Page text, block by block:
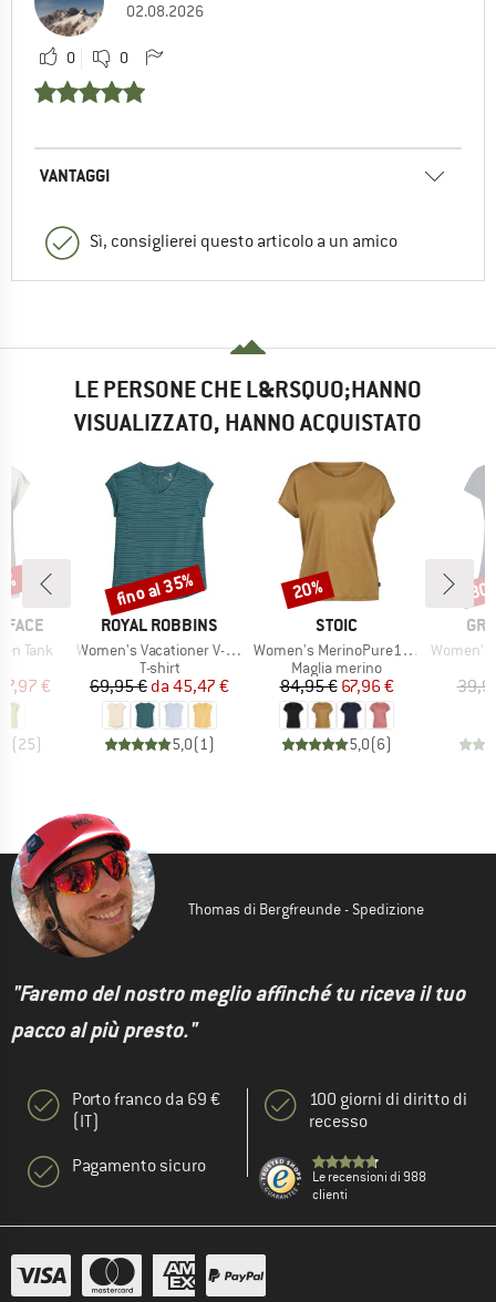
02.08.2026
0 0
VANTAGGI
Sì, consiglierei questo articolo a un amico
LE PERSONE CHE L&RSQUO;HANNO
VISUALIZZATO, HANNO ACQUISTATO
FACE
Tank
ridotto
€
(25)
MARCHIO
ROYAL ROBBINS
Articolo
Women's Vacationer V-Neck S/S
Gruppo di prodotti
T-shirt
Prezzo
69,95 € Prezzo ridotto
da 45,47 €
5,0(1)
Sconto
fino al 35%
MARCHIO
STOIC
Articolo
Women's MerinoPure180 HaldenSt. T-Shirt
Gruppo di prodotti
Maglia merino
Prezzo
84,95 €Prezzo ridotto
67,96 €
5,0(6)
Sconto
20%
Articolo
Women's
Thomas di Bergfreunde - Spedizione
"Faremo del nostro meglio affinché tu riceva il tuo
pacco al più presto."
Porto franco da 69 €
(IT)
Pagamento sicuro
100 giorni di diritto di
recesso
Le recensioni di 988
clienti